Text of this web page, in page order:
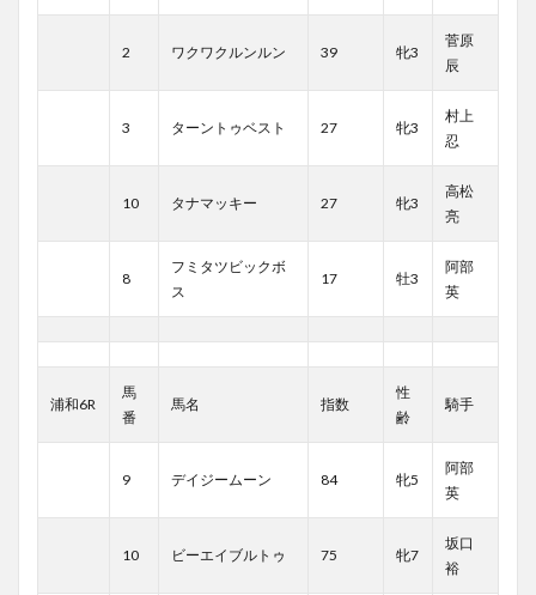
2 ワクワクルンルン 39 牝3
菅原
辰
3 ターントゥベスト 27 牝3
村上
忍
10 タナマッキー 27 牝3
高松
亮
8
フミタツビックボ
ス
17 牡3
阿部
英
浦和6R
馬
番
馬名 指数
性
齢
騎手
9 デイジームーン 84 牝5
阿部
英
10 ビーエイブルトゥ 75 牝7
坂口
裕